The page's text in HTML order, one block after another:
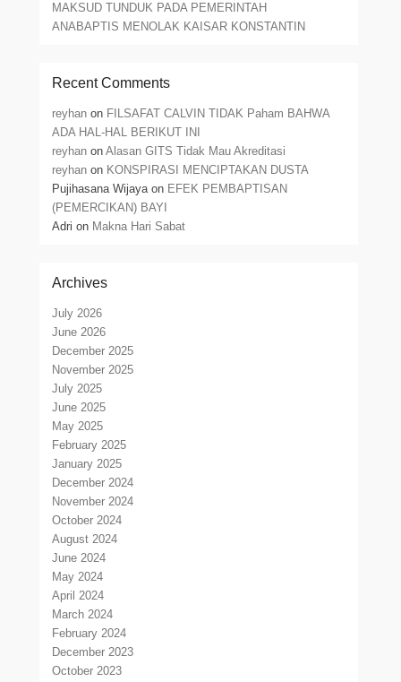
MAKSUD TUNDUK PADA PEMERINTAH
ANABAPTIS MENOLAK KAISAR KONSTANTIN
Recent Comments
reyhan on FILSAFAT CALVIN TIDAK Paham BAHWA
ADA HAL-HAL BERIKUT INI
reyhan onAlasan GITS Tidak Mau Akreditasi
reyhan on KONSPIRASI MENCIPTAKAN DUSTA
Pujihasana Wijayaon EFEK PEMBAPTISAN
(PEMERCIKAN) BAYI
Adri on Makna Hari Sabat
Archives
July 2026
June 2026
December 2025
November 2025
July 2025
June 2025
May 2025
February 2025
January 2025
December 2024
November 2024
October 2024
August 2024
June 2024
May 2024
April 2024
March 2024
February 2024
December 2023
October 2023